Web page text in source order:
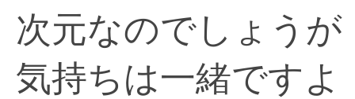
次元なのでしょう
気持ちは一緒です